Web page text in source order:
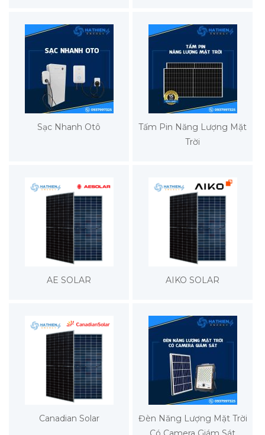
Sạc Nhanh Otô
Tấm Pin Năng Lượng Mặt
Trời
AE SOLAR AIKO SOLAR
Canadian Solar
Đèn Năng Lượng Mặt Trời